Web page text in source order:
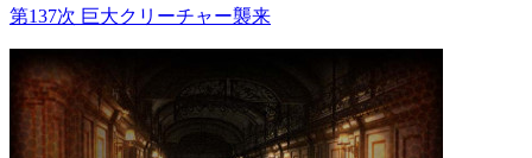
第137次 巨大クリーチャー襲来